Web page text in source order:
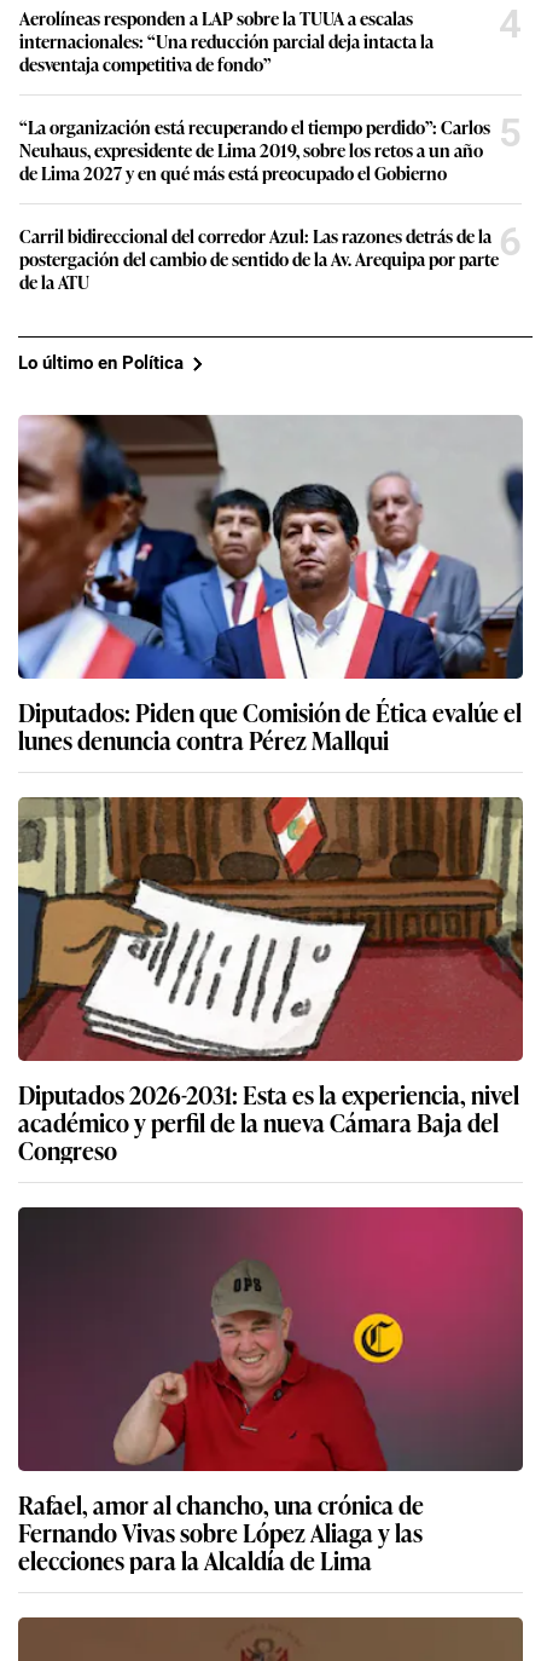
Aerolíneas responden a LAP sobre la TUUA a escalas
internacionales: “Una reducción parcial deja intacta la
desventaja competitiva de fondo”
4
“La organización está recuperando el tiempo perdido”: Carlos
Neuhaus, expresidente de Lima 2019, sobre los retos a un año
de Lima 2027 y en qué más está preocupado el Gobierno
5
Carril bidireccional del corredor Azul: Las razones detrás de la
postergación del cambio de sentido de la Av. Arequipa por parte
de la ATU
6
Lo último en Política
Diputados: Piden que Comisión de Ética evalúe el
lunes denuncia contra Pérez Mallqui
Diputados 2026-2031: Esta es la experiencia, nivel
académico y perfil de la nueva Cámara Baja del
Congreso
Rafael, amor al chancho, una crónica de
Fernando Vivas sobre López Aliaga y las
elecciones para la Alcaldía de Lima